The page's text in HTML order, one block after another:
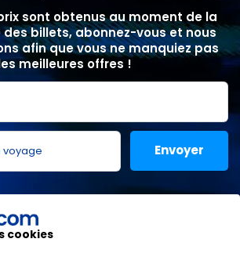
sont obtenus au moment de la
des billets, abonnez-vous et nous
afin que vous ne manquiez pas
meilleures offres !
cookies